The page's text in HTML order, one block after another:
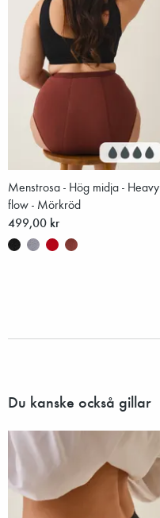
Menstrosa - Hög midja - Heavy
flow - Mörkröd
499,00 kr
Du kanske också gillar